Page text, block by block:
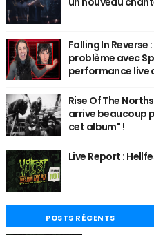
Falling In Reverse
problème avec
performance live
Rise Of The
arrive beaucoup
cet album" !
Live Report :
POSTS RÉCENTS